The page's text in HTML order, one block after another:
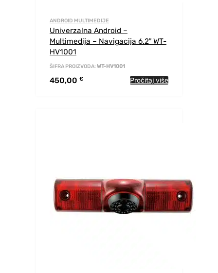
ANDROID MULTIMEDIJE
Univerzalna Android –
Multimedija – Navigacija 6.2″ WT-
HV1001
ŠIFRA PROIZVODA: WT-HV1001
450,00 € Pročitaj više